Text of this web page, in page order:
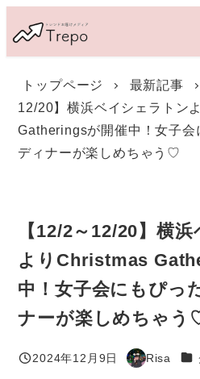
イ
トップページ 最新記事
12/20】横浜ベイシェラトン
Gatheringsが開催中！女子会
ディナーが楽しめちゃう♡
【12/2～12/20】横
よりChristmas
中！女子会にもぴっ
ナーが楽しめちゃう
投稿日
2024年12月9日
著
Risa カ